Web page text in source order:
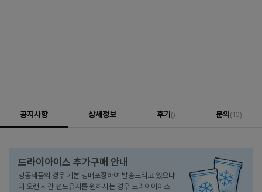
공지사항 상세정보 후기 () 문의 (10)
드라이아이스 추가구매 안내
냉동제품의 경우 기본 냉매포장하여 발송드리고 있으나
더 오랜 시간 선도유지를 원하시는 경우 드라이아이스